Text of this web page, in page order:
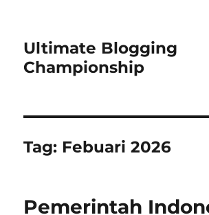
Ultimate Blogging
Championship
Tag: Febuari 2026
Pemerintah